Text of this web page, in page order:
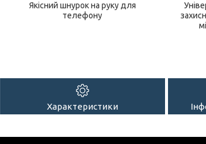
Якісний шнурок на руку для
телефону
Характеристики